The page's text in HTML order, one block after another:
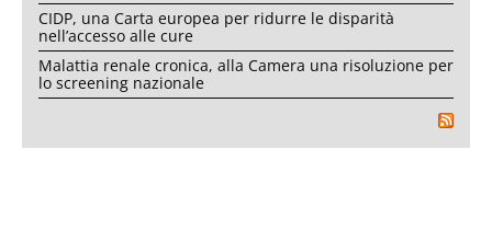
CIDP, una Carta europea per ridurre le disparità
nell’accesso alle cure
Malattia renale cronica, alla Camera una risoluzione per
lo screening nazionale